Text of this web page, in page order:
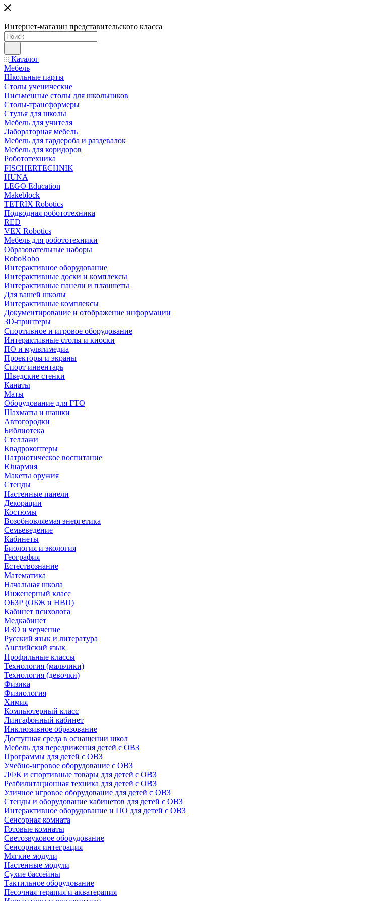
Интернет-магазин представительского класса
Каталог
Мебель
Школьные парты
Столы ученические
Письменные столы для школьников
Столы-трансформеры
Стулья для школы
Мебель для учителя
Лабораторная мебель
Мебель для гардероба и раздевалок
Мебель для коридоров
Робототехника
FISCHERTECHNIK
HUNA
LEGO Education
Makeblock
TETRIX Robotics
Подводная робототехника
RED
VEX Robotics
Мебель для робототехники
Образовательные наборы
RoboRobo
Интерактивное оборудование
Интерактивные доски и комплексы
Интерактивные панели и планшеты
Для вашей школы
Интерактивные комплексы
Документирование и отображение информации
3D-принтеры
Спортивное и игровое оборудование
Интерактивные столы и киоски
ПО и мультимедиа
Проекторы и экраны
Спорт инвентарь
Шведские стенки
Канаты
Маты
Оборудование для ГТО
Шахматы и шашки
Автогородки
Библиотека
Стеллажи
Квадрокоптеры
Патриотическое воспитание
Юнармия
Макеты оружия
Стенды
Настенные панели
Декорации
Костюмы
Возобновляемая энергетика
Семьеведение
Кабинеты
Биология и экология
География
Естествознание
Математика
Начальная школа
Инженерный класс
ОБЗР (ОБЖ и НВП)
Кабинет психолога
Медкабинет
ИЗО и черчение
Русский язык и литература
Английский язык
Профильные классы
Технология (мальчики)
Технология (девочки)
Физика
Физиология
Химия
Компьютерный класс
Лингафонный кабинет
Инклюзивное образование
Доступная среда в оснащении школ
Мебель для передвижения детей с ОВЗ
Программы для детей с ОВЗ
Учебно-игровое оборудование с ОВЗ
ЛФК и спортивные товары для детей с ОВЗ
Реабилитационная техника для детей с ОВЗ
Уличное игровое оборудование для детей с ОВЗ
Стенды и оборудование кабинетов для детей с ОВЗ
Интерактивное оборудование и ПО для детей с ОВЗ
Сенсорная комната
Готовые комнаты
Светозвуковое оборудование
Сенсорная интеграция
Мягкие модули
Настенные модули
Сухие бассейны
Тактильное оборудование
Песочная терапия и акватерапия